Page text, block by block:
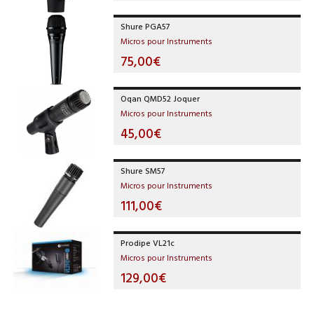
Shure PGA57
Micros pour Instruments
75,00€
Oqan QMD52 Joquer
Micros pour Instruments
45,00€
Shure SM57
Micros pour Instruments
111,00€
Prodipe VL21c
Micros pour Instruments
129,00€